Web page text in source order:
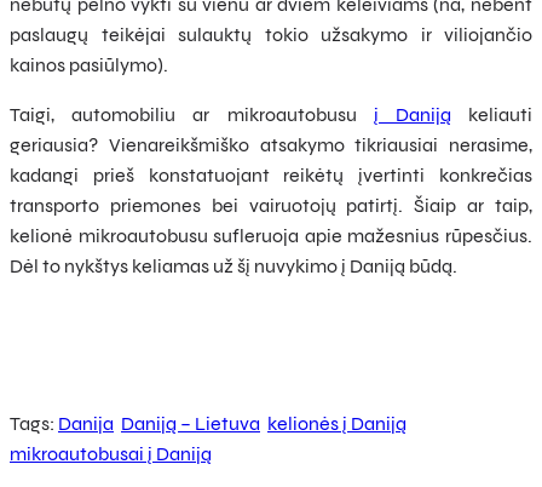
paslaugų teikėjai sulauktų tokio užsakymo ir viliojančio
kainos pasiūlymo).
Taigi, automobiliu ar mikroautobusu į Daniją keliauti
geriausia? Vienareikšmiško atsakymo tikriausiai nerasime,
kadangi prieš konstatuojant reikėtų įvertinti konkrečias
transporto priemones bei vairuotojų patirtį. Šiaip ar taip,
kelionė mikroautobusu sufleruoja apie mažesnius rūpesčius.
Dėl to nykštys keliamas už šį nuvykimo į Daniją būdą.
Tags: Danija Daniją – Lietuva kelionės į Daniją
mikroautobusai į Daniją